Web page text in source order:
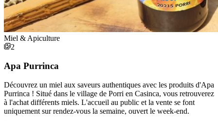
Miel & Apiculture
2
Apa Purrinca
Découvrez un miel aux saveurs authentiques avec les produits d'Apa
Purrinca ! Situé dans le village de Porri en Casinca, vous retrouverez
à l'achat différents miels. L'accueil au public et la vente se font
uniquement sur rendez-vous la semaine, ouvert le week-end.